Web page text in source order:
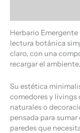
Herbario
lectura botánica
claro, con una
recargar el ambiente.
Su estética
comedores y livings
naturales o
pensada para
paredes que